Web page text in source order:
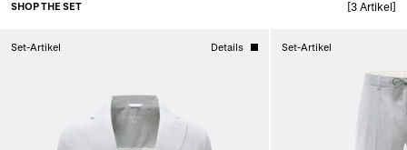
SHOP THE SET [3 Artikel]
Set-Artikel Details Set-Artikel